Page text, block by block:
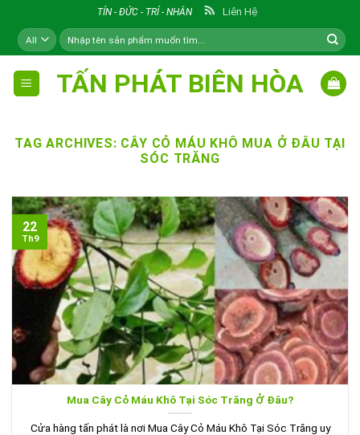
content
TÍN - ĐỨC - TRÍ - NHÂN Liên Hệ
Tìm
kiếm:
TẤN PHÁT BIÊN HÒA
TAG ARCHIVES: CÂY CỎ MÁU KHÔ MUA Ở ĐÂU TẠI
SÓC TRĂNG
Mua Cây Cỏ Máu Khô Tại Sóc Trăng Ở Đâu?
Cửa hàng tấn phát là nơi Mua Cây Cỏ Máu Khô Tại Sóc Trăng uy
22
Th9